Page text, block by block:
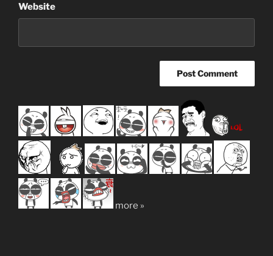
Website
more »